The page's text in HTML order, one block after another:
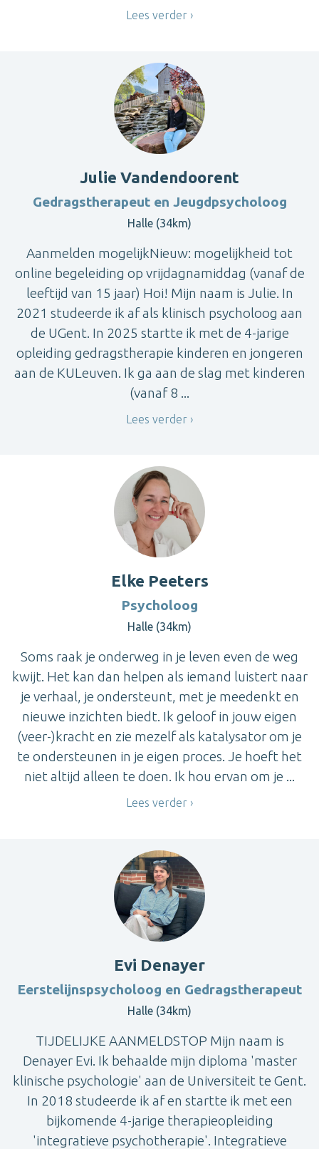
Lees verder
Julie Vandendoorent
Gedragstherapeut en Jeugdpsycholoog
Halle (34km)
Aanmelden mogelijkNieuw: mogelijkheid tot
online begeleiding op vrijdagnamiddag (vanaf de
leeftijd van 15 jaar) Hoi! Mijn naam is Julie. In
2021 studeerde ik af als klinisch psycholoog aan
de UGent. In 2025 startte ik met de 4-jarige
opleiding gedragstherapie kinderen en jongeren
aan de KULeuven. Ik ga aan de slag met kinderen
(vanaf 8 ...
Lees verder
Elke Peeters
Psycholoog
Halle (34km)
Soms raak je onderweg in je leven even de weg
kwijt. Het kan dan helpen als iemand luistert naar
je verhaal, je ondersteunt, met je meedenkt en
nieuwe inzichten biedt. Ik geloof in jouw eigen
(veer-)kracht en zie mezelf als katalysator om je
te ondersteunen in je eigen proces. Je hoeft het
niet altijd alleen te doen. Ik hou ervan om je ...
Lees verder
Evi Denayer
Eerstelijnspsycholoog en Gedragstherapeut
Halle (34km)
TIJDELIJKE AANMELDSTOP Mijn naam is
Denayer Evi. Ik behaalde mijn diploma 'master
klinische psychologie' aan de Universiteit te Gent.
In 2018 studeerde ik af en startte ik met een
bijkomende 4-jarige therapieopleiding
'integratieve psychotherapie'. Integratieve